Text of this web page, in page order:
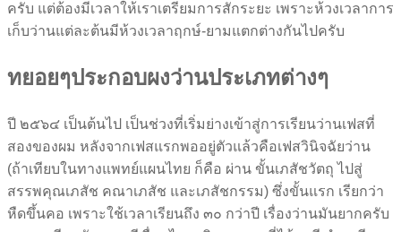
ครับ แต่ต้องมีเวลาให้เราเตรียมการสักระยะ เพราะห้วงเวลาการ
เก็บว่านแต่ละต้นมีห้วงเวลาฤกษ์-ยามแตกต่างกันไปครับ
ทยอยๆประกอบผงว่านประเภทต่างๆ
ปี ๒๕๖๔ เป็นต้นไป เป็นช่วงที่เริ่มย่างเข้าสู่การเรียนว่านเฟสที่
สองของผม หลังจากเฟสแรกพออยู่ตัวแล้วคือเฟสวินิจฉัยว่าน
(ถ้าเทียบในทางแพทย์แผนไทย ก็คือ ผ่าน ขั้นเภสัชวัตถุ ไปสู่
สรรพคุณเภสัช คณาเภสัช และเภสัชกรรม) ซึ่งขั้นแรก เรียกว่า
หืดขึ้นคอ เพราะใช้เวลาเรียนถึง ๓๐ กว่าปี เรื่องว่านมันยากครับ